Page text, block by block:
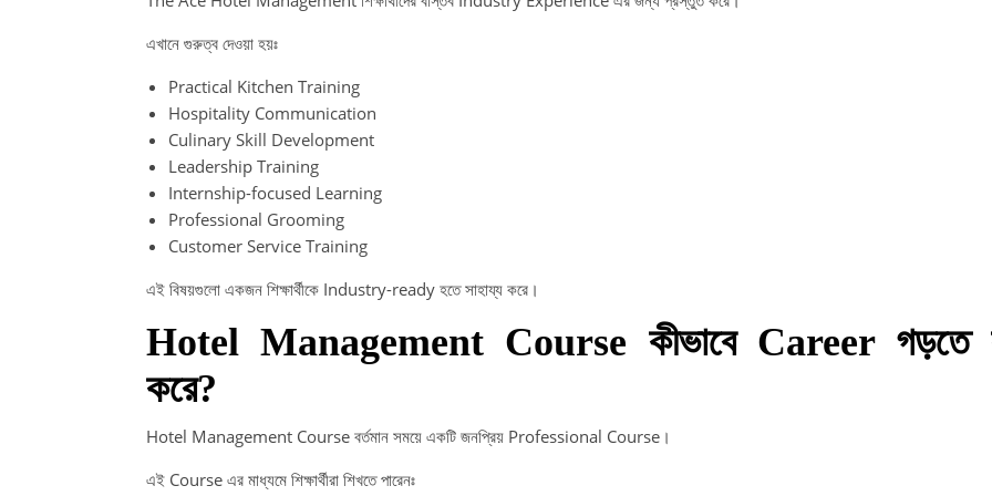
এখানে গুরুত্ব দেওয়া হয়ঃ
Practical Kitchen Training
Hospitality Communication
Culinary Skill Development
Leadership Training
Internship-focused Learning
Professional Grooming
Customer Service Training
এই বিষয়গুলো একজন শিক্ষার্থীকে Industry-ready হতে সাহায্য করে।
Hotel Management Course কীভাবে Career গড়তে
করে?
Hotel Management Course বর্তমান সময়ে একটি জনপ্রিয় Professional Course।
এই Course এর মাধ্যমে শিক্ষার্থীরা শিখতে পারেনঃ